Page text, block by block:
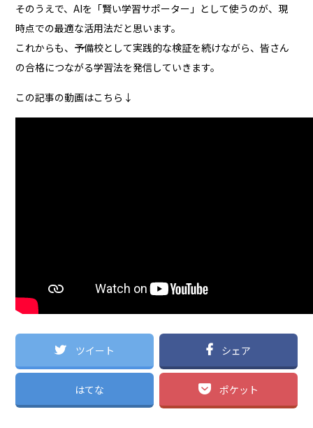
そのうえで、AIを「賢い学習サポーター」として使うのが、現
時点での最適な活用法だと思います。
これからも、予備校として実践的な検証を続けながら、皆さん
の合格につながる学習法を発信していきます。
この記事の動画はこちら↓
ツイート シェア
はてな ポケット